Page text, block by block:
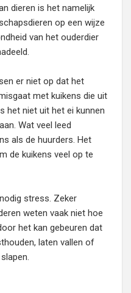
dieren is het namelijk
op een wijze
van het ouderdier
er niet op dat het
met kuikens die uit
het niet uit het ei kunnen
Wat veel leed
als de huurders. Het
de kuikens veel op te
stress. Zeker
weten vaak niet hoe
het kan gebeuren dat
laten vallen of